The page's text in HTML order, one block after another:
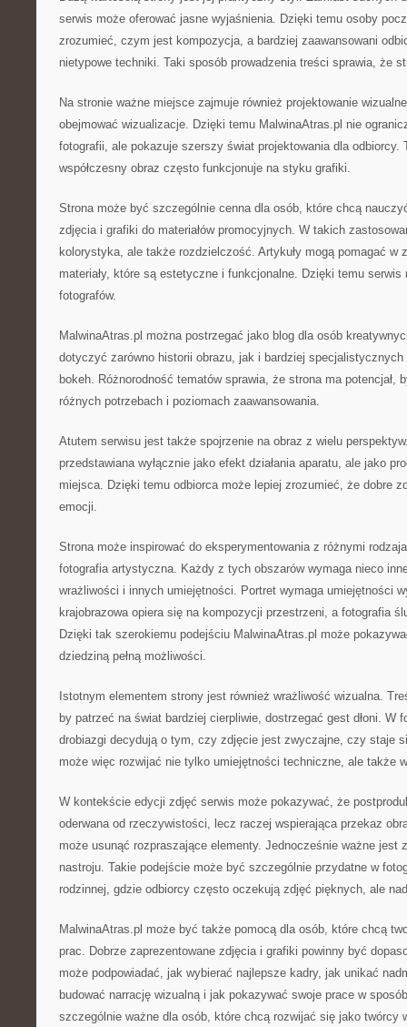
serwis może oferować jasne wyjaśnienia. Dzięki temu osoby
zrozumieć, czym jest kompozycja, a bardziej zaawansowani
nietypowe techniki. Taki sposób prowadzenia treści sprawia, że
Na stronie ważne miejsce zajmuje również projektowanie
obejmować wizualizacje. Dzięki temu MalwinaAtras.pl nie
fotografii, ale pokazuje szerszy świat projektowania dla odbiorcy.
współczesny obraz często funkcjonuje na styku grafiki.
Strona może być szczególnie cenna dla osób, które chcą
zdjęcia i grafiki do materiałów promocyjnych. W takich
kolorystyka, ale także rozdzielczość. Artykuły mogą pomagać w
materiały, które są estetyczne i funkcjonalne. Dzięki temu serwis
fotografów.
MalwinaAtras.pl można postrzegać jako blog dla osób
dotyczyć zarówno historii obrazu, jak i bardziej
bokeh. Różnorodność tematów sprawia, że strona ma potencjał,
różnych potrzebach i poziomach zaawansowania.
Atutem serwisu jest także spojrzenie na obraz z wielu
przedstawiana wyłącznie jako efekt działania aparatu, ale jako
miejsca. Dzięki temu odbiorca może lepiej zrozumieć, że dobre
emocji.
Strona może inspirować do eksperymentowania z różnymi
fotografia artystyczna. Każdy z tych obszarów wymaga nieco
wrażliwości i innych umiejętności. Portret wymaga umiejętności
krajobrazowa opiera się na kompozycji przestrzeni, a fotografia
Dzięki tak szerokiemu podejściu MalwinaAtras.pl może
dziedziną pełną możliwości.
Istotnym elementem strony jest również wrażliwość wizualna.
by patrzeć na świat bardziej cierpliwie, dostrzegać gest dłoni. W
drobiazgi decydują o tym, czy zdjęcie jest zwyczajne, czy staje
może więc rozwijać nie tylko umiejętności techniczne, ale także
W kontekście edycji zdjęć serwis może pokazywać, że
oderwana od rzeczywistości, lecz raczej wspierająca przekaz
może usunąć rozpraszające elementy. Jednocześnie ważne jest
nastroju. Takie podejście może być szczególnie przydatne w
rodzinnej, gdzie odbiorcy często oczekują zdjęć pięknych, ale
MalwinaAtras.pl może być także pomocą dla osób, które chcą
prac. Dobrze zaprezentowane zdjęcia i grafiki powinny być
może podpowiadać, jak wybierać najlepsze kadry, jak unikać
budować narrację wizualną i jak pokazywać swoje prace w
szczególnie ważne dla osób, które chcą rozwijać się jako twórcy